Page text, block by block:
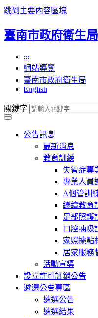
跳到主要內容區塊
臺南市政府衛生
:::
網站導覽
臺南市政府衛生局
English
關鍵字
公告訊息
最新消息
教育訓練
失智症專
專業人員
A個管訓
繼續教育
足部照護
口腔抽吸
家照據點
居家服務
活動宣導
設立許可註銷公告
遴選公告專區
遴選公告
遴選結果